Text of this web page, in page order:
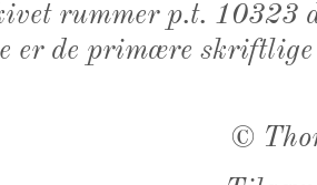
rummer p.t. 10323
er de primære
©